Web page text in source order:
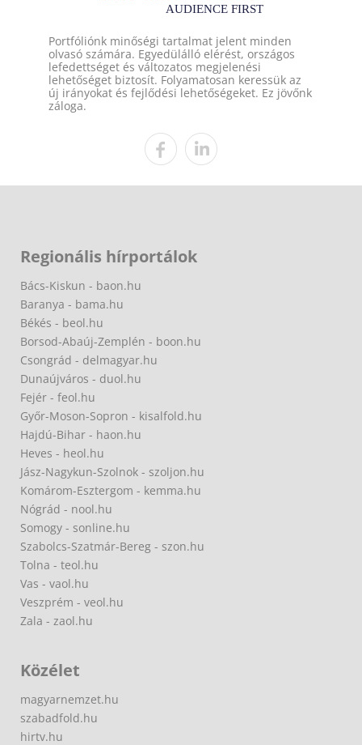
Portfóliónk minőségi tartalmat jelent minden
olvasó számára. Egyedülálló elérést, országos
lefedettséget és változatos megjelenési
lehetőséget biztosít. Folyamatosan keressük az
új irányokat és fejlődési lehetőségeket. Ez jövőnk
záloga.
Regionális hírportálok
Bács-Kiskun - baon.hu
Baranya - bama.hu
Békés - beol.hu
Borsod-Abaúj-Zemplén - boon.hu
Csongrád - delmagyar.hu
Dunaújváros - duol.hu
Fejér - feol.hu
Győr-Moson-Sopron - kisalfold.hu
Hajdú-Bihar - haon.hu
Heves - heol.hu
Jász-Nagykun-Szolnok - szoljon.hu
Komárom-Esztergom - kemma.hu
Nógrád - nool.hu
Somogy - sonline.hu
Szabolcs-Szatmár-Bereg - szon.hu
Tolna - teol.hu
Vas - vaol.hu
Veszprém - veol.hu
Zala - zaol.hu
Közélet
magyarnemzet.hu
szabadfold.hu
hirtv.hu